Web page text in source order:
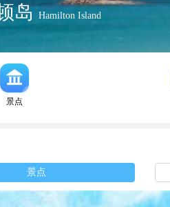
岛Hamilton Island
景点
景点